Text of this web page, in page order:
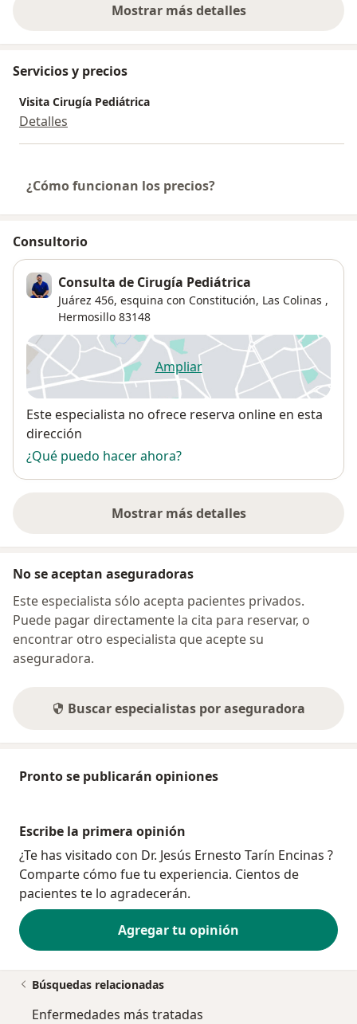
Mostrar más detalles
sobre la experiencia
Servicios y precios
Visita Cirugía Pediátrica
Detalles
¿Cómo funcionan los precios?
Consultorio
Consulta de Cirugía Pediátrica
Juárez 456, esquina con Constitución, Las Colinas ,
Hermosillo 83148
Ampliarse abre en una nueva
Disponibilidad
Este especialista no ofrece reserva online en esta
dirección
¿Qué puedo hacer ahora?
Mostrar más detalles
sobre la dirección
No se aceptan aseguradoras
Este especialista sólo acepta pacientes privados.
Puede pagar directamente la cita para reservar, o
encontrar otro especialista que acepte su
aseguradora.
Buscar especialistas por aseguradora
Pronto se publicarán opiniones
Escribe la primera opinión
¿Te has visitado con Dr. Jesús Ernesto Tarín Encinas ?
Comparte cómo fue tu experiencia. Cientos de
pacientes te lo agradecerán.
Agregar tu opinión
Búsquedas relacionadas
Enfermedades más tratadas